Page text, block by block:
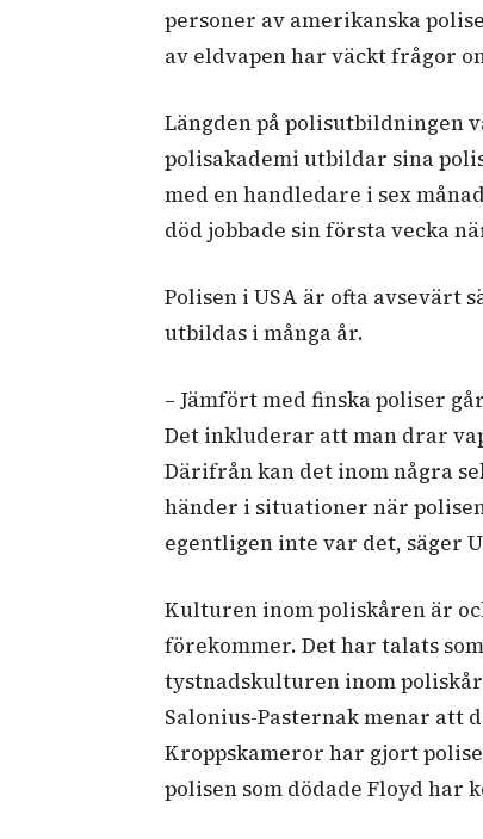
personer av amerikanska
av eldvapen har väckt frågor
Längden på polisutbildningen
polisakademi utbildar sina
med en handledare i sex
död jobbade sin första vecka
Polisen i USA är ofta avsevärt
utbildas i många år.
– Jämfört med finska poliser
Det inkluderar att man drar
Därifrån kan det inom några
händer i situationer när
egentligen inte var det, säger
Kulturen inom poliskåren är
förekommer. Det har talats
tystnadskulturen inom
Salonius-Pasternak menar att
Kroppskameror har gjort
polisen som dödade Floyd har